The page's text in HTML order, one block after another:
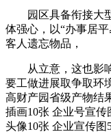
园区具备衔接大型
体强心，以“办事居
客人遗忘物品，
从立意，这也影响
要工做进展取争取环
高财产园省级产物结
插画10张 企业号宣
头像10张 企业宣传